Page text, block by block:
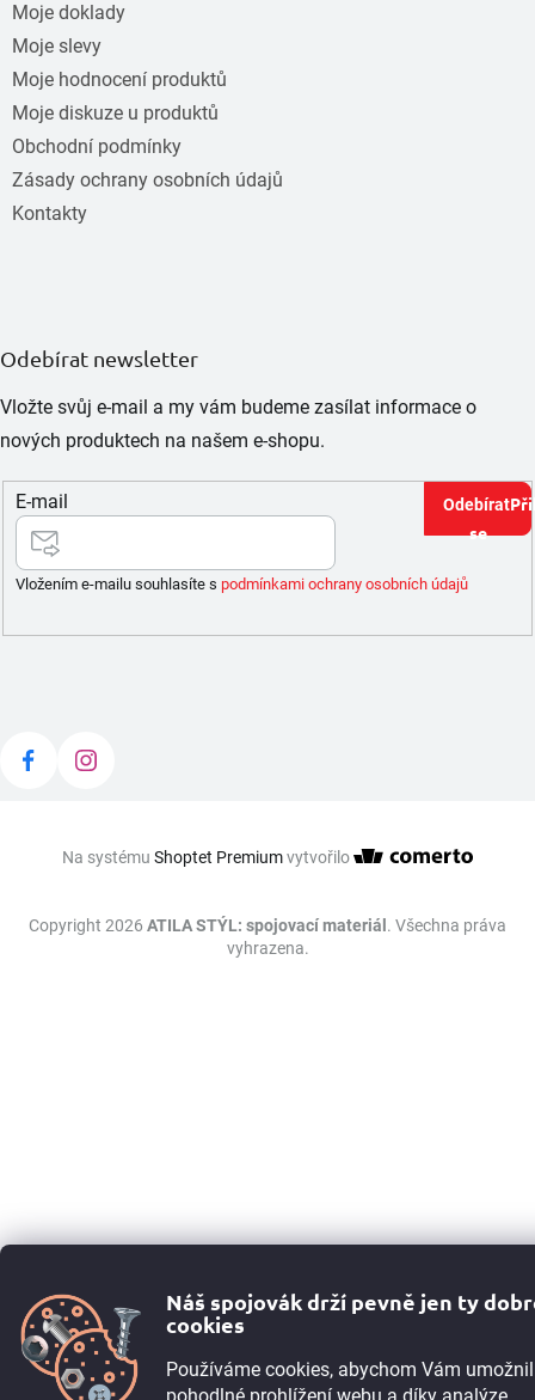
Náš spojovák drží pevně jen ty
cookies
Používáme cookies, abychom Vám
Moje doklady
Moje slevy
Moje hodnocení produktů
Moje diskuze u produktů
Obchodní podmínky
Zásady ochrany osobních údajů
Kontakty
Odebírat newsletter
Vložte svůj e-mail a my vám budeme zasílat informace o
nových produktech na našem e-shopu.
E-mail
Vložením e-mailu souhlasíte s podmínkami ochrany osobních údajů
se
Na systému Shoptet Premiumvytvořilo
Copyright 2026 ATILA STÝL: spojovací materiál . Všechna práva
vyhrazena.